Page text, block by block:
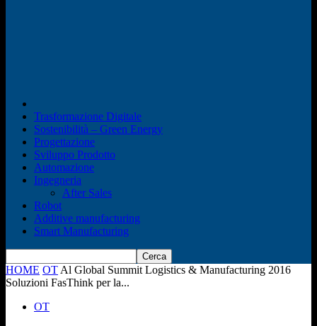
Trasformazione Digitale
Sostenibilità – Green Energy
Progettazione
Sviluppo Prodotto
Automazione
Ingegneria
After Sales
Robot
Additive manufacturing
Smart Manufacturing
HOME OT Al Global Summit Logistics & Manufacturing 2016
Soluzioni FasThink per la...
OT